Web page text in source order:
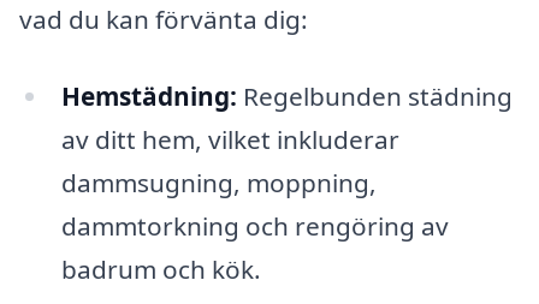
vad du kan förvänta dig:
Hemstädning: Regelbunden städning
av ditt hem, vilket inkluderar
dammsugning, moppning,
dammtorkning och rengöring av
badrum och kök.